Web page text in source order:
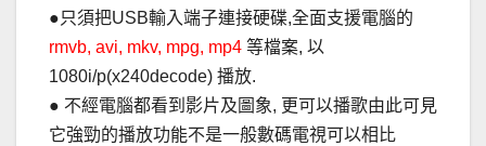
●只須把USB輸入端子連接硬碟,全面支援電腦的
rmvb, avi, mkv, mpg, mp4 等檔案, 以
1080i/p(x240decode) 播放.
● 不經電腦都看到影片及圖象, 更可以播歌由此可見
它強勁的播放功能不是一般數碼電視可以相比